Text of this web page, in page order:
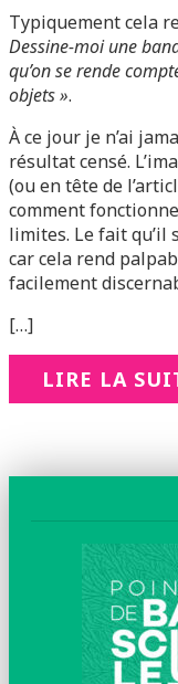
Typiquement cela
Dessine-moi une
qu’on se rende
objets ».
À ce jour je n’ai
résultat censé.
(ou en tête de
comment
limites. Le fait qu’il
car cela rend
facilement
[…]
LIRE LA